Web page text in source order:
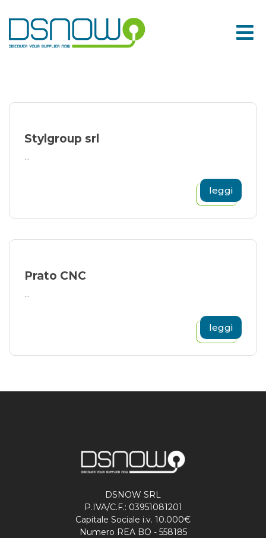
to
content
Stylgroup srl
...
leggi
Prato CNC
...
leggi
DSNOW SRL
P.IVA/C.F.: 03951081201
Capitale Sociale i.v. 10.000€
Numero REA BO - 558185